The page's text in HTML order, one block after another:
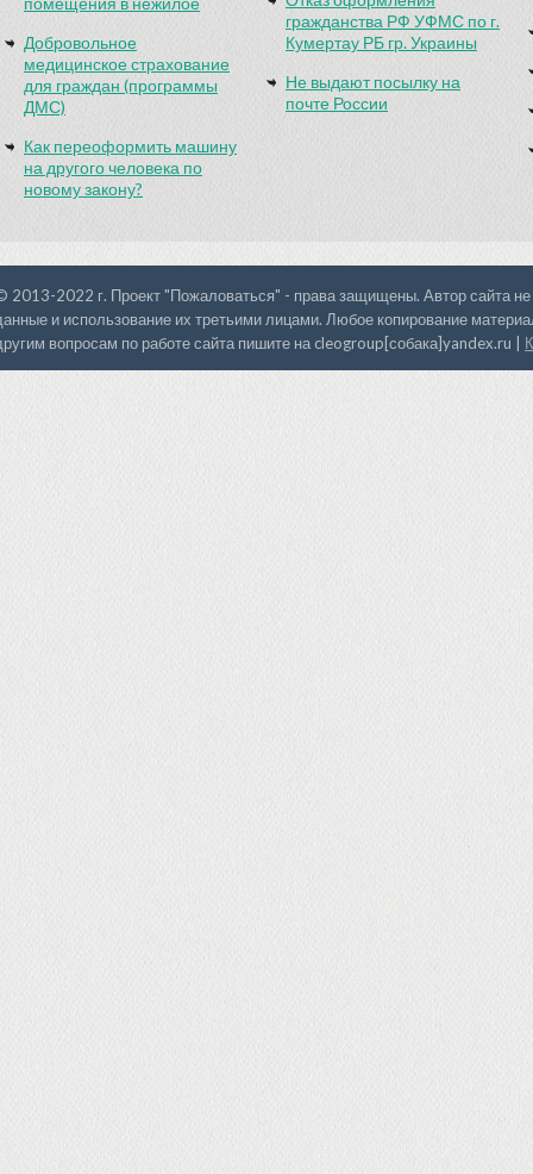
Добровольное
медицинское страхование
для граждан (программы
ДМС)
Как переоформить машину
на другого человека по
новому закону?
гражданства РФ УФМС по г.
Кумертау РБ гр. Украины
Не выдают посылку на
почте России
2013-2022 г. Проект "Пожаловаться" - права защищены. Автор сайта не
и использование их третьими лицами. Любое копирование
вопросам по работе сайта пишите на cleogroup[собака]yandex.ru |